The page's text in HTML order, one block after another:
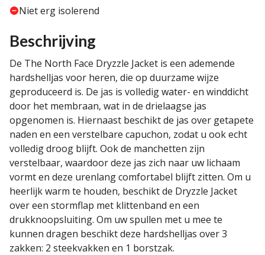
Niet erg isolerend
Beschrijving
De The North Face Dryzzle Jacket is een ademende
hardshelljas voor heren, die op duurzame wijze
geproduceerd is. De jas is volledig water- en winddicht
door het membraan, wat in de drielaagse jas
opgenomen is. Hiernaast beschikt de jas over getapete
naden en een verstelbare capuchon, zodat u ook echt
volledig droog blijft. Ook de manchetten zijn
verstelbaar, waardoor deze jas zich naar uw lichaam
vormt en deze urenlang comfortabel blijft zitten. Om u
heerlijk warm te houden, beschikt de Dryzzle Jacket
over een stormflap met klittenband en een
drukknoopsluiting. Om uw spullen met u mee te
kunnen dragen beschikt deze hardshelljas over 3
zakken: 2 steekvakken en 1 borstzak.